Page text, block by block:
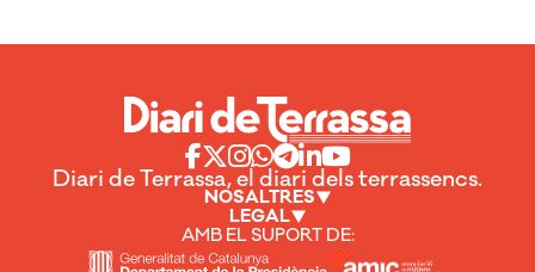
Diari de Terrassa, el diari dels terrassencs.
NOSALTRES
LEGAL
AMB EL SUPORT DE: